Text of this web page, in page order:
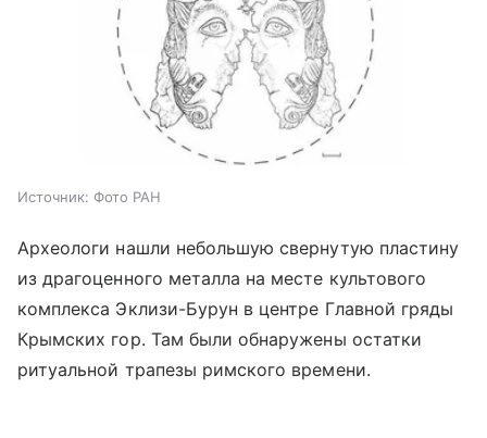
Источник: Фото РАН
Археологи нашли небольшую свернутую пластину
из драгоценного металла на месте культового
комплекса Эклизи-Бурун в центре Главной гряды
Крымских гор. Там были обнаружены остатки
ритуальной трапезы римского времени.